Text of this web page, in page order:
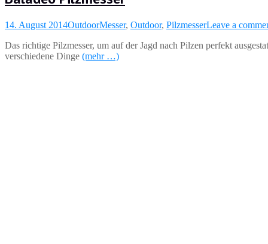
14. August 2014OutdoorMesser, Outdoor, PilzmesserLeave a
Das richtige Pilzmesser, um auf der Jagd nach Pilzen perfekt
verschiedene Dinge (mehr …)